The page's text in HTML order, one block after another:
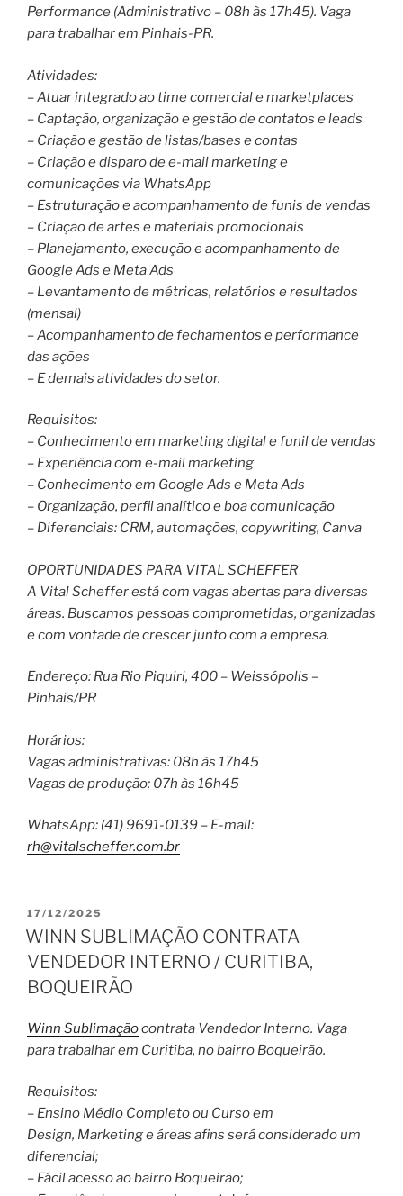
Performance (Administrativo – 08h às 17h45). Vaga
para trabalhar em Pinhais-PR.
Atividades:
– Atuar integrado ao time comercial e marketplaces
– Captação, organização e gestão de contatos e leads
– Criação e gestão de listas/bases e contas
– Criação e disparo de e-mail marketing e
comunicações via WhatsApp
– Estruturação e acompanhamento de funis de vendas
– Criação de artes e materiais promocionais
– Planejamento, execução e acompanhamento de
Google Ads e Meta Ads
– Levantamento de métricas, relatórios e resultados
(mensal)
– Acompanhamento de fechamentos e performance
das ações
– E demais atividades do setor.
Requisitos:
– Conhecimento em marketing digital e funil de vendas
– Experiência com e-mail marketing
– Conhecimento em Google Ads e Meta Ads
– Organização, perfil analítico e boa comunicação
– Diferenciais: CRM, automações, copywriting, Canva
OPORTUNIDADES PARA VITAL SCHEFFER
A Vital Scheffer está com vagas abertas para diversas
áreas. Buscamos pessoas comprometidas, organizadas
e com vontade de crescer junto com a empresa.
Endereço: Rua Rio Piquiri, 400 – Weissópolis –
Pinhais/PR
Horários:
Vagas administrativas: 08h às 17h45
Vagas de produção: 07h às 16h45
WhatsApp: (41) 9691-0139 – E-mail:
rh@vitalscheffer.com.br
PUBLICADO
EM
17/12/2025
WINN SUBLIMAÇÃO CONTRATA
VENDEDOR INTERNO / CURITIBA,
BOQUEIRÃO
Winn Sublimaçãocontrata Vendedor Interno. Vaga
para trabalhar em Curitiba, no bairro Boqueirão.
Requisitos:
– Ensino Médio Completo ou Curso em
Design, Marketing e áreas afins será considerado um
diferencial;
– Fácil acesso ao bairro Boqueirão;